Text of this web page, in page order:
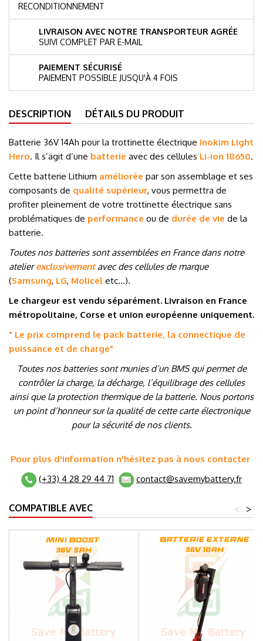
RECONDITIONNEMENT
LIVRAISON AVEC NOTRE TRANSPORTEUR AGRÉE
SUIVI COMPLET PAR E-MAIL
PAIEMENT SÉCURISÉ
PAIEMENT POSSIBLE JUSQU'À 4 FOIS
DESCRIPTION DÉTAILS DU PRODUIT
Batterie 36V 14Ah pour la trottinette électrique Inokim Light
Hero. Il s’agit d’une batterie avec des cellules Li-ion 18650.
Cette batterie Lithium améliorée par son assemblage et ses
composants de qualité supérieur, vous permettra de
profiter pleinement de votre trottinette électrique sans
problématiques de performance ou de durée de vie de la
batterie.
Toutes nos batteries sont assemblées en France dans notre
atelierexclusivementavec des cellules de marque
(Samsung, LG, Molicel etc…).
Le chargeur est vendu séparément. Livraison en France
métropolitaine, Corse et union européenne uniquement.
" Le prix comprend le pack batterie, la connectique de
puissance et de charge"
Toutes nos batteries sont munies d’un BMS qui permet de
contrôler la charge, la décharge, l’équilibrage des cellules
ainsi que la protection thermique de la batterie. Nous portons
un point d’honneur sur la qualité de cette carte électronique
pour la sécurité de nos clients.
Pour plus d'information n'hésitez pas à nous contacter
(+33) 4 28 29 44 71
contact@savemybattery.fr
COMPATIBLE AVEC >
<